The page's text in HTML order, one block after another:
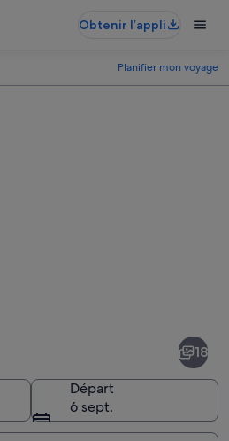
Obtenir l’appli
Planifier mon voyage
18
Départ
6 sept.